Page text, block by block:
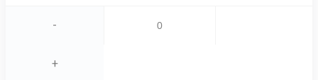
-
+